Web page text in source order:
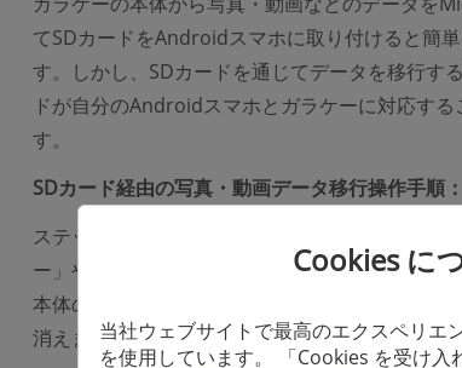
てSDカードをAndroidスマホに取り付けると簡
す。しかし、SDカードを通じてデータを移行す
ドが自分のAndroidスマホとガラケーに対応す
す。
SDカード経由の写真・動画データ移行操作手順：
ステップ1、写真・動画のフォルダーを開き、メ
ー」や「micro SDへ移動」を選びます。「コピ
本体のデータが消えない、「移動」操作を行う場
消えます。
Cookies に
当社ウェブサイトで最高のエクスペリエ
を使用しています。 「Cookies を受け